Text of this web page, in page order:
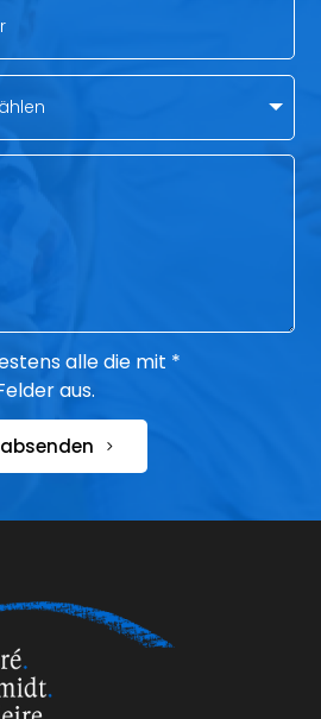
alle die mit *
aus.
absenden